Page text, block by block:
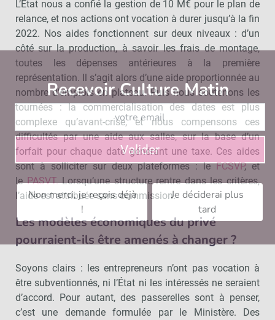
L’État nous a confié la gestion de 10 M€ pour le plan de
relance, et nos actions ont vocation à durer jusqu’à la fin
2022. Nos aides fonctionnent sur deux niveaux : d’un
côté sur la production, à savoir les frais de montage,
toutes les dépenses antérieures à la première
représentation. Il s’agit alors d’une aide proportionnée au
nombre d’emplois en plateau. Puis nous soutenons les
tournées : la commercialisation des dates est plus
complexe qu’avant-crise, et nous compensons ces
difficultés par une aide aux salles, sur la base d’un
forfait pour chaque date générant une taxe. Ces aides
sont à solliciter sur deux plateformes : leFCSVP, et
lePASVT.Lorsqu’une structure rentre dans les critères,
l’aide est attribuée sans commission.
Les modèles économiques du privé
pourraient-ils être amenés à changer ?
Soyons clairs : les entrepreneurs n’ont pas vocation à
être subventionnés, ni l’État ni les intéressés ne seraient
d’accord. Pour autant, des passerelles sont à penser,
c’est une demande formulée par le Ministère. Des
Recevoir Culture Matin
Valider
Non merci, je reçois déjà
!
Je déciderai plus
tard